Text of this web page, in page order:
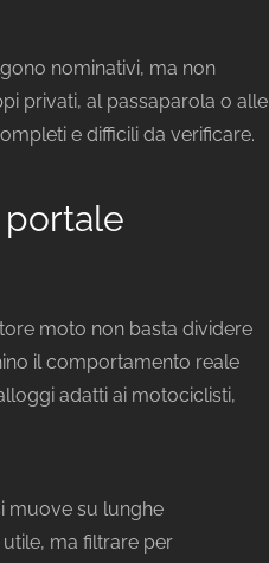
nominativi, ma non
privati, al passaparola o alle
e difficili da verificare.
portale
moto non basta dividere
il comportamento reale
adatti ai motociclisti,
muove su lunghe
ma filtrare per